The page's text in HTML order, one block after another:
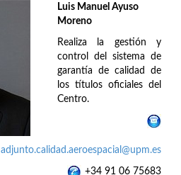
Luis Manuel Ayuso
Moreno
Realiza la gestión y
control del sistema de
garantía de calidad de
los títulos oficiales del
Centro.
adjunto.calidad.aeroespacial@upm.es
+34 91 06 75683